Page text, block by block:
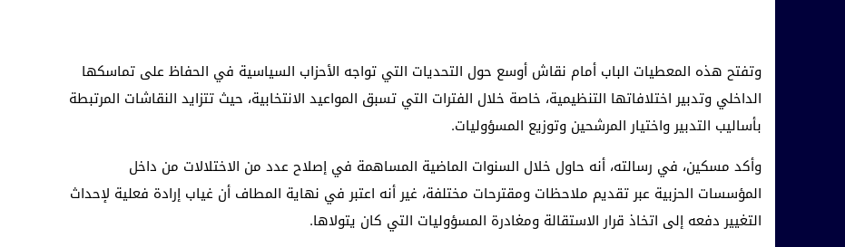
وتفتح هذه المعطيات الباب أمام نقاش أوسع حول التحديات التي تواجه الأحزاب السياسية في الحفاظ على تماسكها
الداخلي وتدبير اختلافاتها التنظيمية، خاصة خلال الفترات التي تسبق المواعيد الانتخابية، حيث تتزايد النقاشات المرتبطة
بأساليب التدبير واختيار المرشحين وتوزيع المسؤوليات.
وأكد مسكين، في رسالته، أنه حاول خلال السنوات الماضية المساهمة في إصلاح عدد من الاختلالات من داخل
المؤسسات الحزبية عبر تقديم ملاحظات ومقترحات مختلفة، غير أنه اعتبر في نهاية المطاف أن غياب إرادة فعلية لإحداث
التغيير دفعه إلى اتخاذ قرار الاستقالة ومغادرة المسؤوليات التي كان يتولاها.